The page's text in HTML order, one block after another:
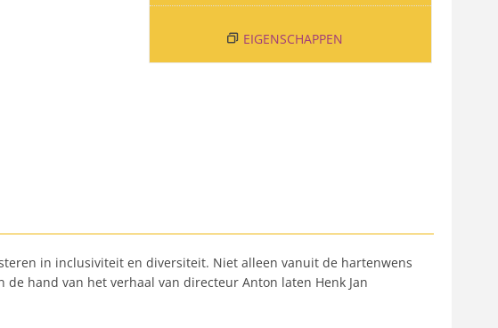
EIGENSCHAPPEN
in inclusiviteit en diversiteit. Niet alleen vanuit de hartenwens
hand van het verhaal van directeur Anton laten Henk Jan